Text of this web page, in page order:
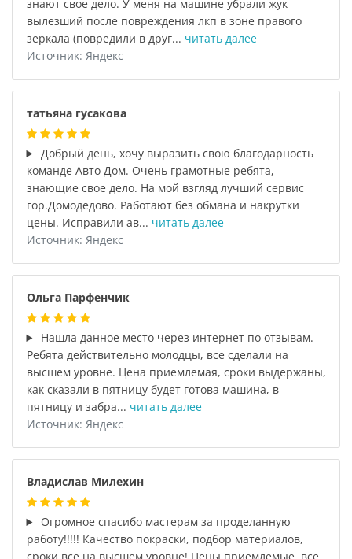
знают свое дело. У меня на машине убрали жук
вылезший после повреждения лкп в зоне правого
зеркала (повредили в друг... читать далее
Источник: Яндекс
татьяна гусакова
Добрый день, хочу выразить свою благодарность
команде Авто Дом. Очень грамотные ребята,
знающие свое дело. На мой взгляд лучший сервис
гор.Домодедово. Работают без обмана и накрутки
цены. Исправили ав... читать далее
Источник: Яндекс
Ольга Парфенчик
Нашла данное место через интернет по отзывам.
Ребята действительно молодцы, все сделали на
высшем уровне. Цена приемлемая, сроки выдержаны,
как сказали в пятницу будет готова машина, в
пятницу и забра... читать далее
Источник: Яндекс
Владислав Милехин
Огромное спасибо мастерам за проделанную
работу!!!!! Качество покраски, подбор материалов,